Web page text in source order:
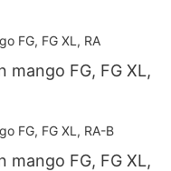
mango FG, FG XL,
mango FG, FG XL,